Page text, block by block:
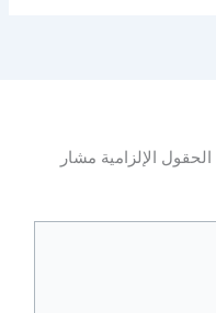
الحقول الإلزامية مشار